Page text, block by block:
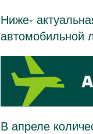
Ниже-
автомобильной
В апреле